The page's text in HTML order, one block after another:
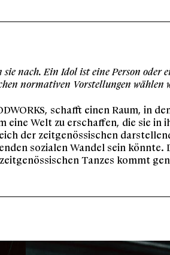
nach. Ein Idol ist eine Person oder
normativen Vorstellungen wählen
schafft einen Raum, in
eine Welt zu erschaffen, die sie
der zeitgenössischen
sozialen Wandel sein könnte.
Tanzes kommt